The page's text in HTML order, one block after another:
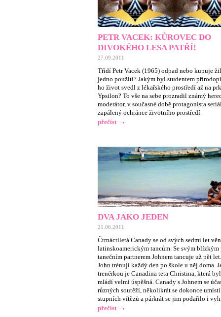
PETR VACEK: KŮROVEC DO
DIVOKÉHO LESA PATŘÍ!
27.09.2011
Třídí Petr Vacek (1965) odpad nebo kupuje
jedno použití? Jakým byl studentem
ho život svedl z lékařského prostředí až na
Ypsilon? To vše na sebe prozradil známý
moderátor, v současné době protagonista
zapálený ochránce životního prostředí.
přečíst
DVA JAKO JEDEN
21.06.2011
Čtrnáctiletá Canady se od svých sedmi let
latinskoamerickým tancům. Se svým blízkým
tanečním partnerem Johnem tancuje už pět
John trénují každý den po škole u něj doma.
trenérkou je Canadina teta Christina, která
mládí velmi úspěšná. Canady s Johnem se
různých soutěží, několikrát se dokonce
stupních vítězů a párkrát se jim podařilo i
přečíst